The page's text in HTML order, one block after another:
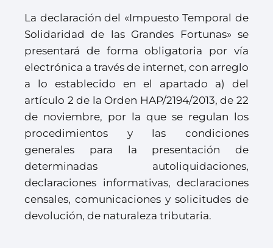
La declaración del «Impuesto Temporal de
Solidaridad de las Grandes Fortunas» se
presentará de forma obligatoria por vía
electrónica a través de internet, con arreglo
a lo establecido en el apartado a) del
artículo 2 de la Orden HAP/2194/2013, de 22
de noviembre, por la que se regulan los
procedimientos y las condiciones
generales para la presentación de
determinadas autoliquidaciones,
declaraciones informativas, declaraciones
censales, comunicaciones y solicitudes de
devolución, de naturaleza tributaria.